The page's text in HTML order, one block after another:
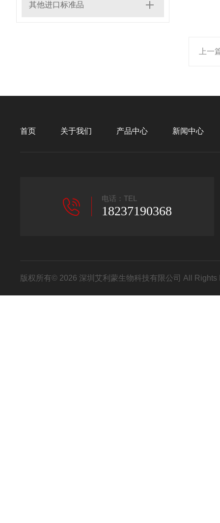
其他进口标准品
上一
首页 关于我们 产品中心 新闻中心
电话：TEL
18237190368
版权所有© 2026 深圳艾利蒙生物科技有限公司 All